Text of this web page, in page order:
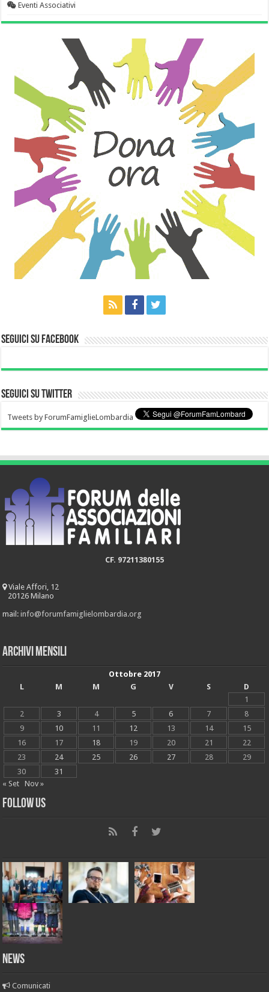
Eventi Associativi
Seguici su Facebook
Seguici su Twitter
Tweets by ForumFamiglieLombardia
CF. 97211380155
Viale Affori, 12
20126 Milano
mail:info@forumfamiglielombardia.org
Archivi mensili
Ottobre 2017
L
M M G V S
D
1
2
3 4 5 6 7
8
9
10 11 12 13 14
15
16
17 18 19 20 21
22
23
24 25 26 27 28
29
30
31
« Set
Nov »
Follow Us
News
Comunicati